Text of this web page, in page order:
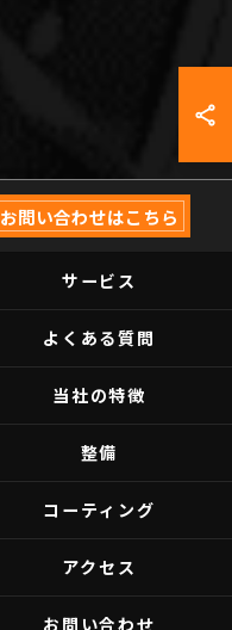
お問い合わせはこちら
サービス
よくある質問
当社の特徴
整備
コーティング
アクセス
お問い合わせ